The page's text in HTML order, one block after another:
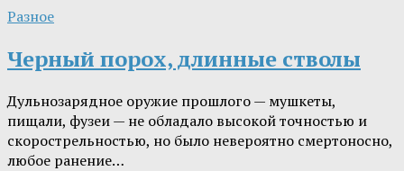
Разное
Черный порох, длинные стволы
Дульнозарядное оружие прошлого — мушкеты,
пищали, фузеи — не обладало высокой точностью и
скорострельностью, но было невероятно смертоносно,
любое ранение…